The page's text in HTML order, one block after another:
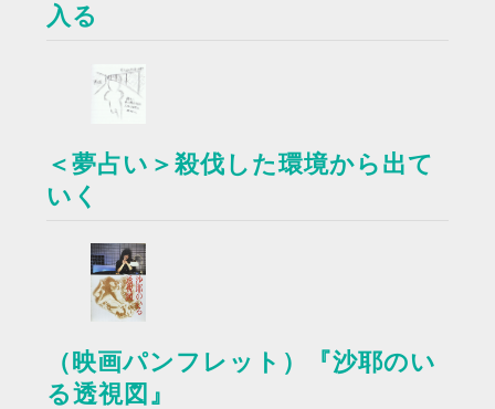
入る
＜夢占い＞殺伐した環境から出て
いく
（映画パンフレット）『沙耶のい
る透視図』